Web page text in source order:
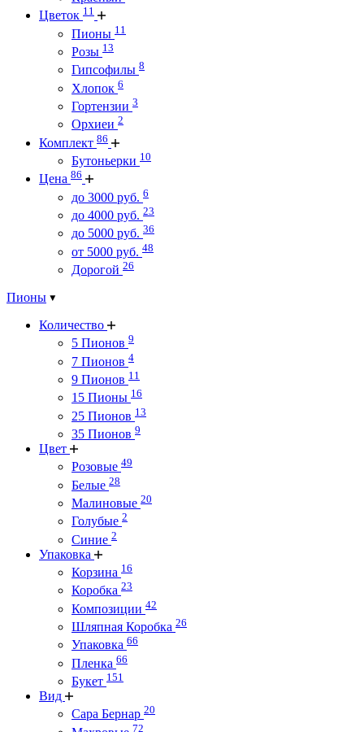
Цветок 11
Пионы 11
Розы 13
Гипсофилы 8
Хлопок 6
Гортензии 3
Орхиеи 2
Комплект 86
Бутоньерки 10
Цена 86
до 3000 руб. 6
до 4000 руб. 23
до 5000 руб. 36
от 5000 руб. 48
Дорогой 26
Пионы
Количество
5 Пионов 9
7 Пионов 4
9 Пионов 11
15 Пионы 16
25 Пионов 13
35 Пионов 9
Цвет
Розовые 49
Белые 28
Малиновые 20
Голубые 2
Синие 2
Упаковка
Корзина 16
Коробка 23
Композиции 42
Шляпная Коробка 26
Упаковка 66
Пленка 66
Букет 151
Вид
Сара Бернар 20
72